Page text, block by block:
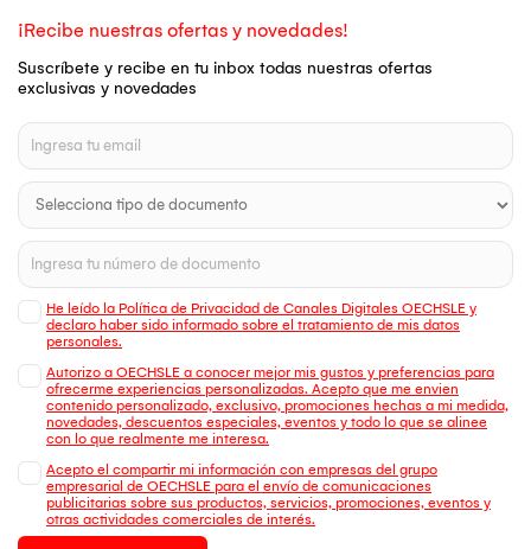
¡Recibe nuestras ofertas y novedades!
Suscríbete y recibe en tu inbox todas nuestras ofertas
exclusivas y novedades
He leído la Política de Privacidad de Canales Digitales OECHSLE y
declaro haber sido informado sobre el tratamiento de mis datos
personales.
Autorizo a OECHSLE a conocer mejor mis gustos y preferencias para
ofrecerme experiencias personalizadas. Acepto que me envien
contenido personalizado, exclusivo, promociones hechas a mi medida,
novedades, descuentos especiales, eventos y todo lo que se alinee
con lo que realmente me interesa.
Acepto el compartir mi información con empresas del grupo
empresarial de OECHSLE para el envío de comunicaciones
publicitarias sobre sus productos, servicios, promociones, eventos y
otras actividades comerciales de interés.